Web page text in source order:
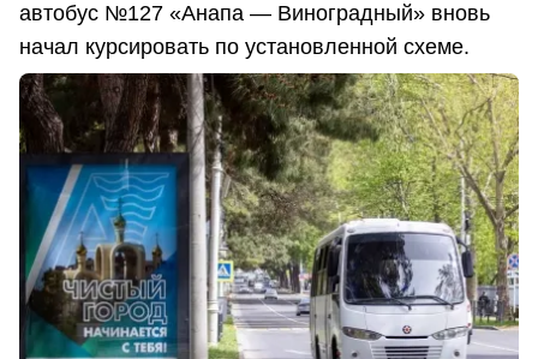
автобус №127 «Анапа — Виноградный» вновь
начал курсировать по установленной схеме.